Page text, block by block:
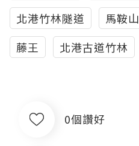
北港竹林隧道
馬鞍山
藤王
北港古道竹林
0個讚好